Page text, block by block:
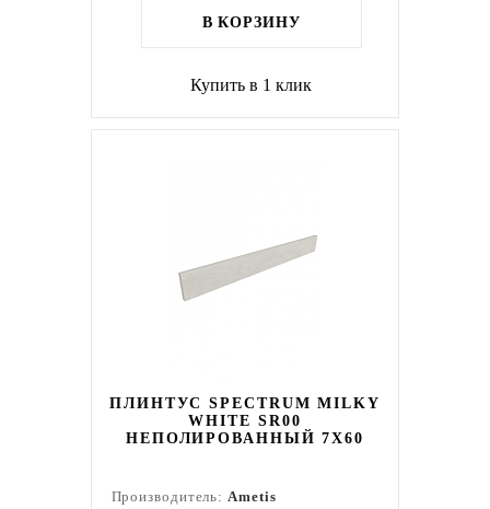
В КОРЗИНУ
Купить в 1 клик
ПЛИНТУС SPECTRUM MILKY
WHITE SR00
НЕПОЛИРОВАННЫЙ 7X60
Производитель:Ametis